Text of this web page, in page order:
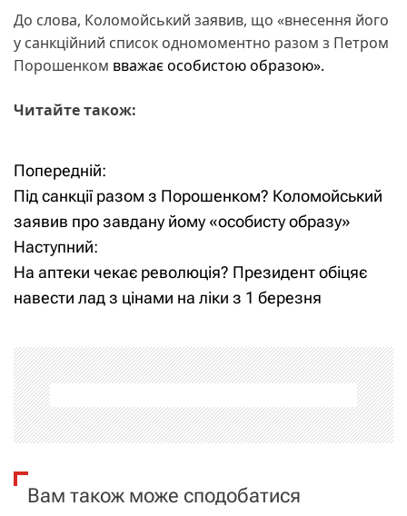
До слова, Коломойський заявив, що «внесення його
у санкційний список одномоментно разом з Петром
Порошенком вважає особистою образою».
Читайте також:
Н
а
в
і
а
ц
і
я
Попередній:
Під санкції разом з Порошенком? Коломойський
заявив про завдану йому «особисту образу»
Наступний:
На аптеки чекає революція? Президент обіцяє
навести лад з цінами на ліки з 1 березня
Вам також може сподобатися